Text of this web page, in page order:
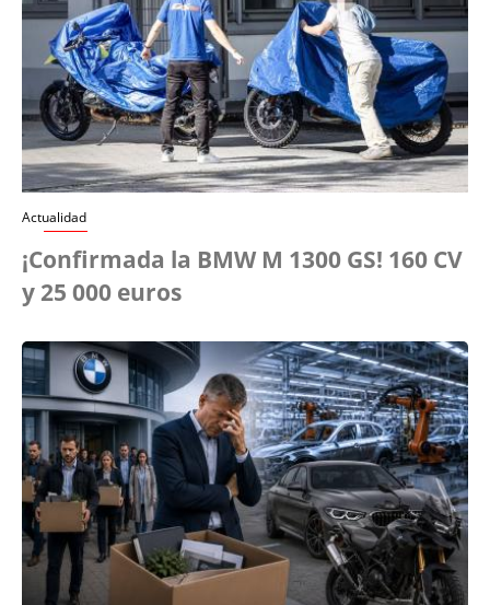
Actualidad
¡Confirmada la BMW M 1300 GS! 160 CV
y 25 000 euros